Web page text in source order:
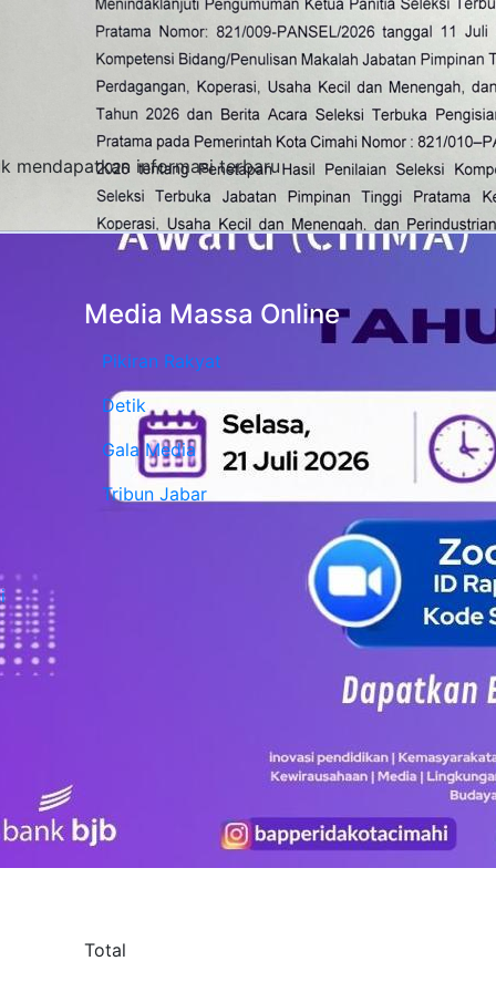
mendapatkan informasi terbaru
Media Massa Online
Pikiran Rakyat
Detik
Gala Media
Tribun Jabar
Total